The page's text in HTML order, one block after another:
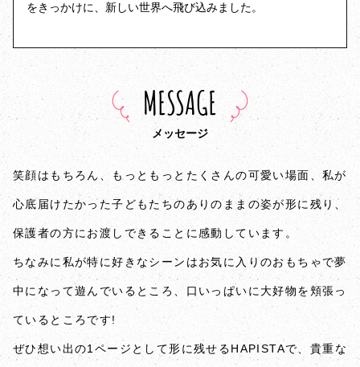
をきっかけに、新しい世界へ飛び込みました。
MESSAGE
メッセージ
笑顔はもちろん、もっともっとたくさんの可愛い場面、私が
心底届けたかった子どもたちのありのままの姿が形に残り、
保護者の方にお渡しできることに感動しています。
ちなみに私が特に好きなシーンはお気に入りのおもちゃで夢
中になって遊んでいるところ、口いっぱいに大好物を頬張っ
ているところです!
ぜひ想い出の1ページとして形に残せるHAPISTAで、貴重な